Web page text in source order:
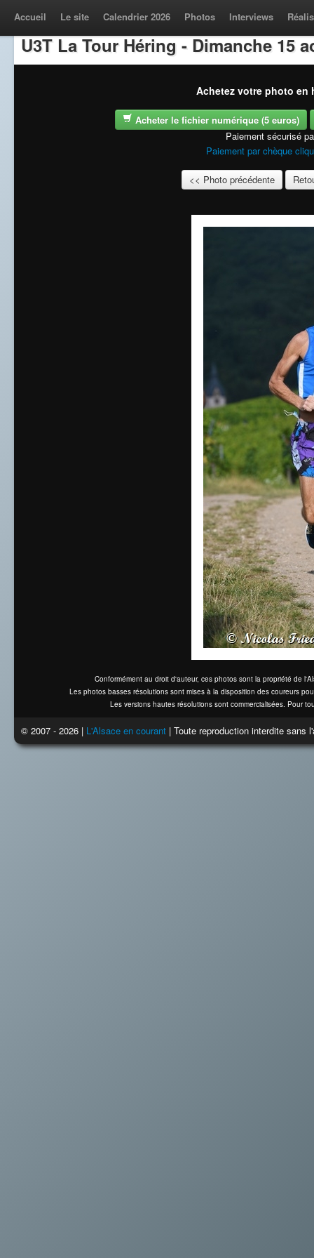
Accueil Le site Calendrier 2026 Photos Interviews
U3T La Tour Héring - Dimanche 15
Achetez votre photo en
Acheter le fichier numérique (5 euros)
Paiement sécurisé
Paiement par chèque
<< Photo précédente
Conformément au droit d'auteur, ces photos sont la propriété de
Les photos basses résolutions sont mises à la disposition des coureurs
Les versions hautes résolutions sont commercialisées. Pour
© 2007 - 2026 | L'Alsace en courant | Toute reproduction interdite sans